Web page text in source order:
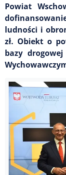
Powiat
ludności i
zł. Obiekt o
bazy